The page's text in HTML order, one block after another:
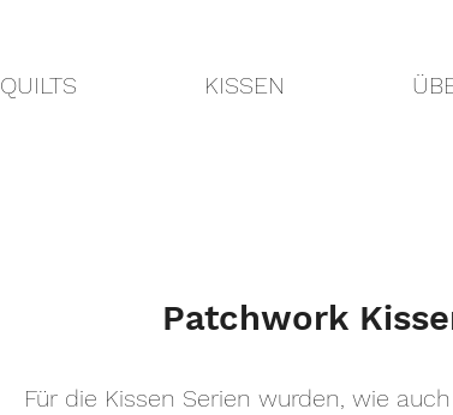
QUILTS KISSEN
Patchwork
Für die Kissen Serien wurden, wie